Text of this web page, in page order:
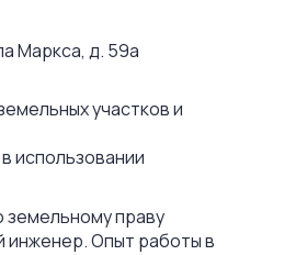
Маркса, д. 59а
участков и
использовании
праву
инженер. Опыт работы в